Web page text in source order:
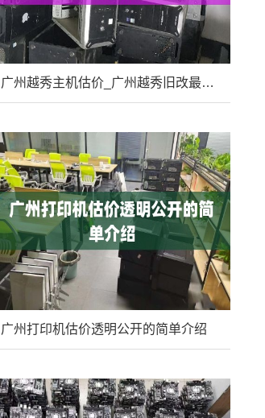
广州越秀主机估价_广州越秀旧改最新消息
广州打印机估价透明公开的简单介绍